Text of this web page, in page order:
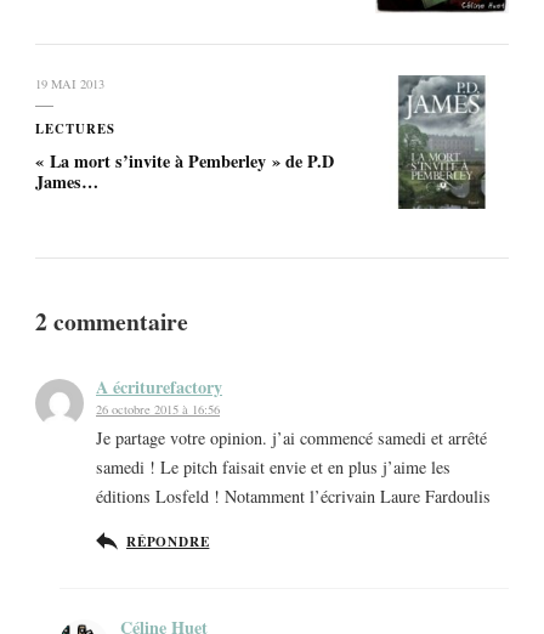
19 MAI 2013
LECTURES
« La mort s’invite à Pemberley » de P.D
James…
2 commentaire
A écriturefactory
26 octobre 2015 à 16:56
Je partage votre opinion. j’ai commencé samedi et arrêté
samedi ! Le pitch faisait envie et en plus j’aime les
éditions Losfeld ! Notamment l’écrivain Laure Fardoulis
RÉPONDRE
Céline Huet